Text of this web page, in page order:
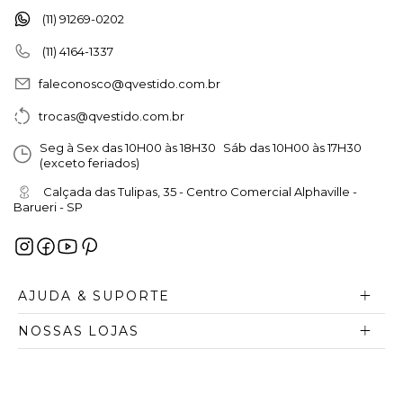
(11) 91269-0202
(11) 4164-1337
faleconosco@qvestido.com.br
trocas@qvestido.com.br
Seg à Sex das 10H00 às 18H30 Sáb das 10H00 às 17H30
(exceto feriados)
Calçada das Tulipas, 35 - Centro Comercial Alphaville -
Barueri - SP
AJUDA & SUPORTE
NOSSAS LOJAS